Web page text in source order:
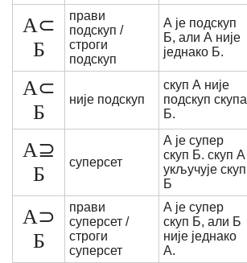
А⊂
Б
прави
подскуп /
строги
подскуп
А је подскуп
Б, али А није
једнако Б.
А⊂
Б
није подскуп
скуп А није
подскуп скупа
Б.
А⊇
Б
суперсет
А је супер
скуп Б. скуп А
укључује скуп
Б
А⊃
Б
прави
суперсет /
строги
суперсет
А је супер
скуп Б, али Б
није једнако
А.